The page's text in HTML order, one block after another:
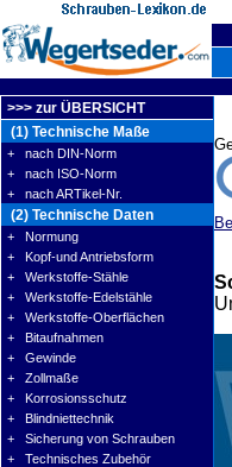
>>> zur ÜBERSICHT
(1) Technische Maße
+ nach DIN-Norm
+ nach ISO-Norm
+ nach ARTikel-Nr.
(2) Technische Daten
+ Normung
+ Kopf-und Antriebsform
+ Werkstoffe-Stähle
+ Werkstoffe-Edelstähle
+ Werkstoffe-Oberflächen
+ Bitaufnahmen
+ Gewinde
+ Zollmaße
+ Korrosionsschutz
+ Blindniettechnik
+ Sicherung von Schrauben
+ Technisches Zubehör